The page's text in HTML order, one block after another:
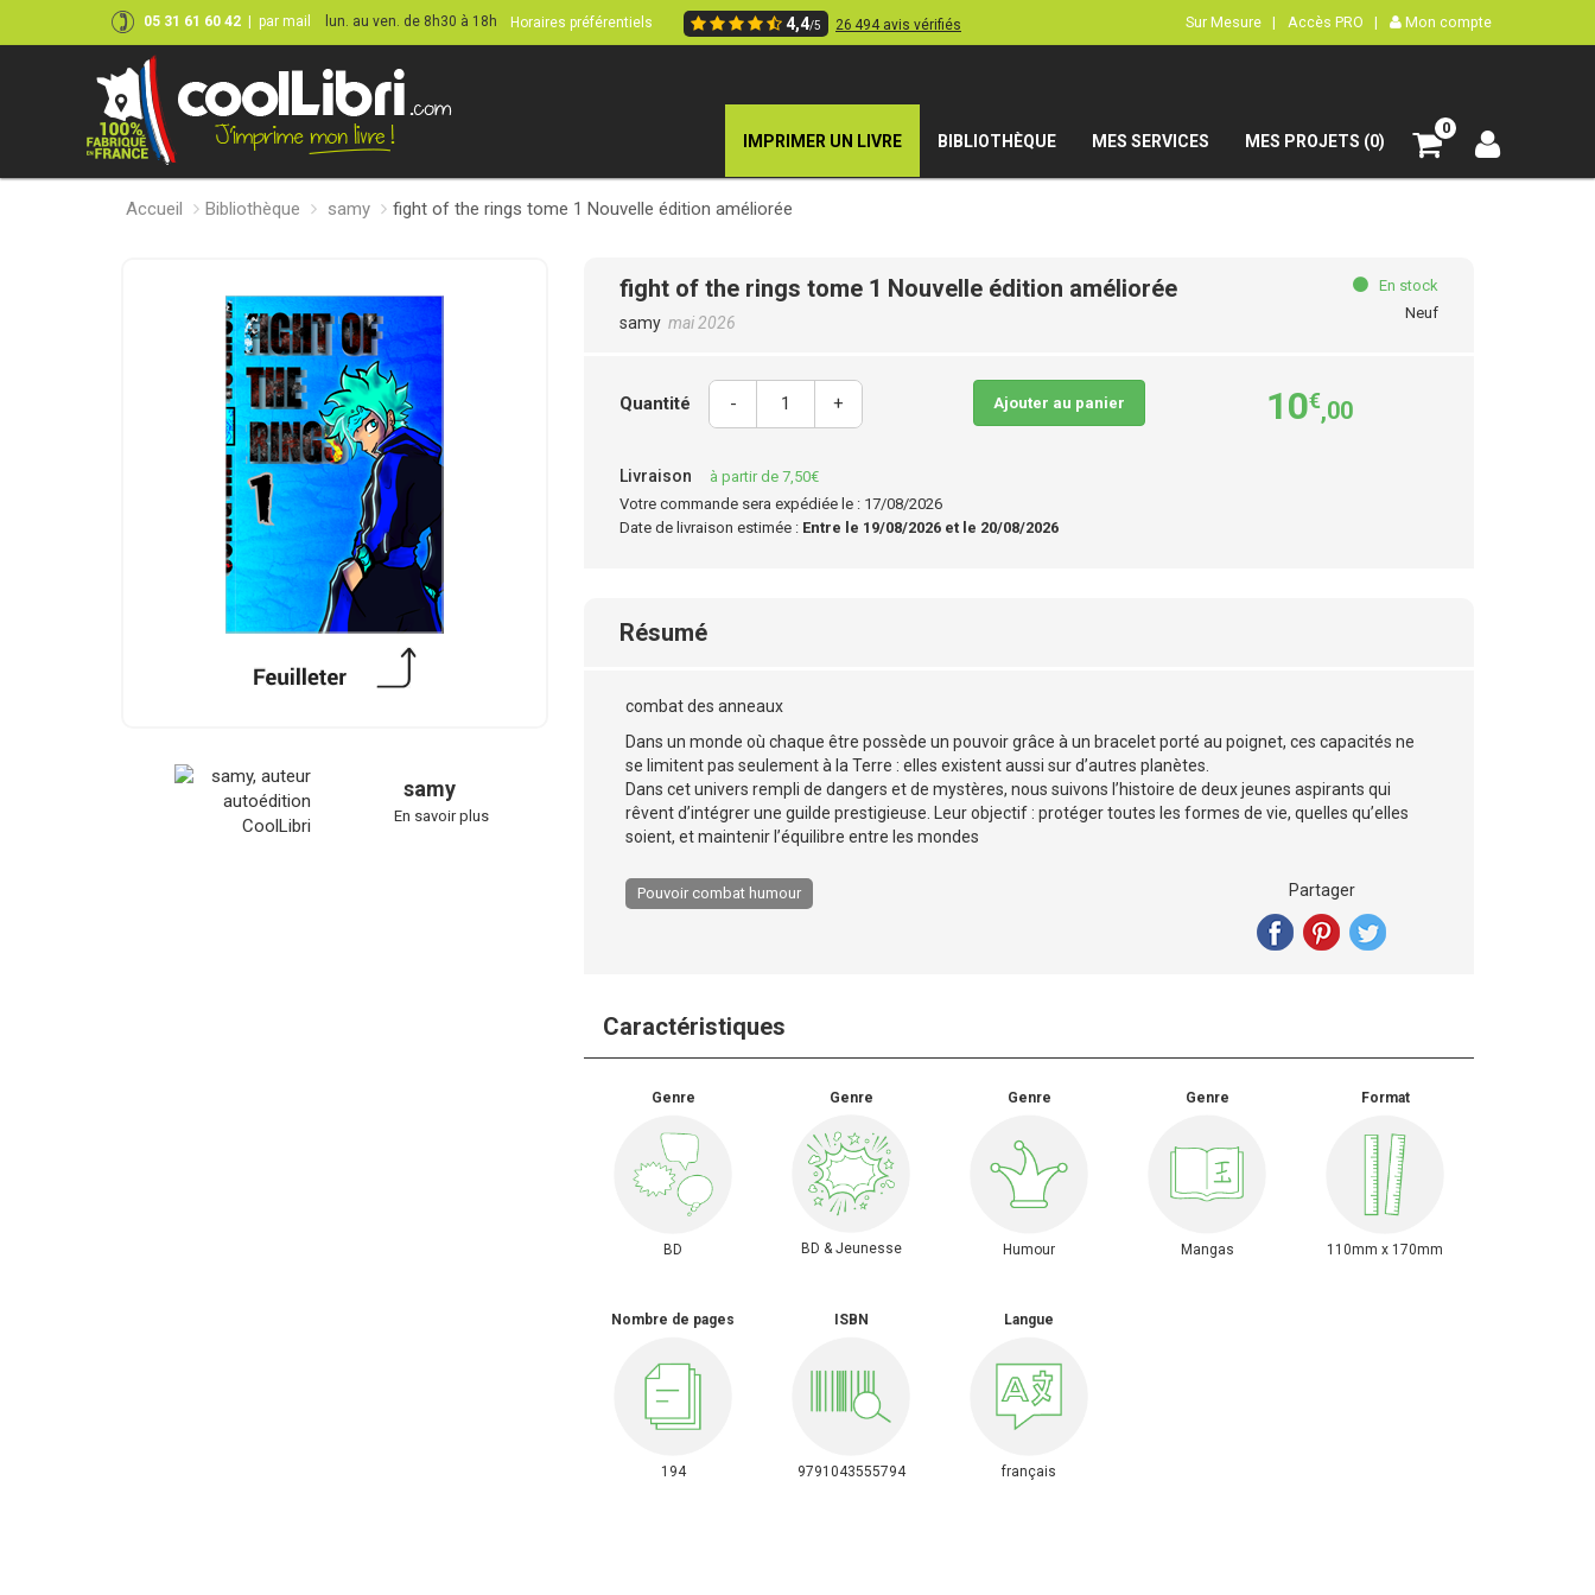
05 31 61 60 42 par mail lun. au ven. de 8h30 à 18h Horaires préférentiels 4,4/5 26 494 avis vérifiés Sur Mesure | Accès PRO | Mon compte
IMPRIMER UN LIVRE BIBLIOTHÈQUE MES SERVICES MES PROJETS (0)
0
Accueil Bibliothèque samy fight of the rings tome 1 Nouvelle édition améliorée
samy
En savoir plus
fight of the rings tome 1 Nouvelle édition améliorée
samy mai 2026
En stock
Neuf
Quantité - + Ajouter au panier 10€,00
Livraison
à partir de 7,50€
Votre commande sera expédiée le : 17/08/2026
Date de livraison estimée : Entre le 19/08/2026 et le 20/08/2026
Résumé
combat des anneaux
Dans un monde où chaque être possède un pouvoir grâce à un bracelet porté au poignet, ces capacités ne
se limitent pas seulement à la Terre : elles existent aussi sur d’autres planètes.
Dans cet univers rempli de dangers et de mystères, nous suivons l’histoire de deux jeunes aspirants qui
rêvent d’intégrer une guilde prestigieuse. Leur objectif : protéger toutes les formes de vie, quelles qu’elles
soient, et maintenir l’équilibre entre les mondes
Pouvoir combat humour Partager
Caractéristiques
Genre
BD
Genre
BD & Jeunesse
Genre
Humour
Genre
Mangas
Format
110mm x 170mm
Nombre de pages
194
ISBN
9791043555794
Langue
français